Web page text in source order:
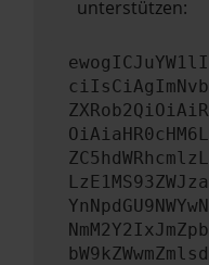
unterstützen: